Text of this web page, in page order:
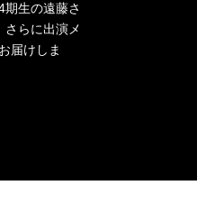
生の遠藤さ
さらに出演メ
届けしま